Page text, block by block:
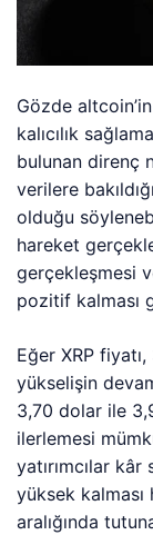
Gözde
kalıcılık
bulunan direnç
verilere
olduğu
hareket
gerçekleşmesi
pozitif kalması
Eğer XRP
yükselişin
3,70 dolar ile
ilerlemesi
yatırımcılar
yüksek
aralığında